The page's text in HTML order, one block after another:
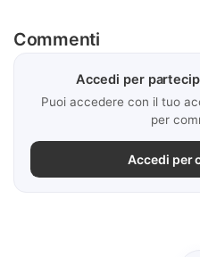
Commenti
Accedi per
Puoi accedere con il tuo
per
Accedi per